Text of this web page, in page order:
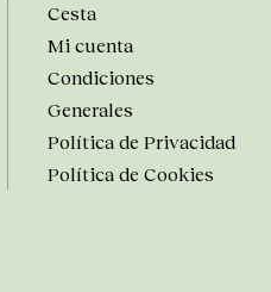
Cesta
Mi cuenta
Condiciones
Generales
Política de Privacidad
Política de Cookies